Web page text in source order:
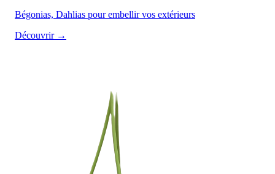
Bégonias, Dahlias pour embellir vos extérieurs
Découvrir →